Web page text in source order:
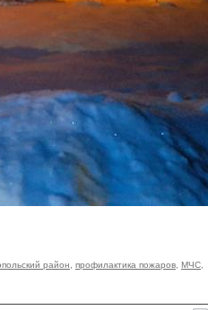
район профилактика пожаров МЧС